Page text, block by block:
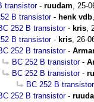
transistor- ruudam, 25-
B transistor- henk vdb,
252 B transistor- kris,
B transistor- kris, 26-
252 B transistor-
BC 252 B transistor-
BC 252 B transistor-
BC 252 B transistor
252 B transistor-